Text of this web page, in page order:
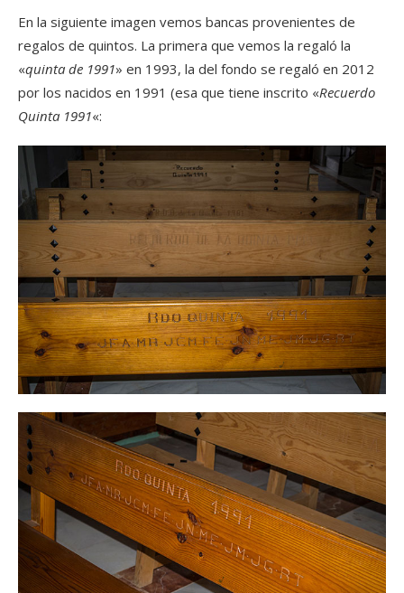
En la siguiente imagen vemos bancas provenientes de
regalos de quintos. La primera que vemos la regaló la
«quinta de 1991» en 1993, la del fondo se regaló en 2012
por los nacidos en 1991 (esa que tiene inscrito «Recuerdo
Quinta 1991«: